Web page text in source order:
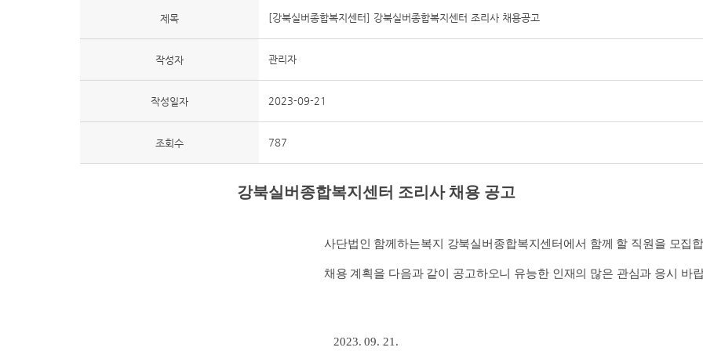
제목 [강북실버종합복지센터] 강북실버종합복지센터 조리사 채용공고
작성자 관리자
작성일자 2023-09-21
조회수 787
강북실버종합복지센터 조리사채용 공고
사단법인 함께하는복지 강북실버종합복지센터에서 함께 할 직원을 모집
채용 계획을 다음과 같이 공고하오니 유능한 인재의 많은 관심과 응시 바
2023. 09. 21.